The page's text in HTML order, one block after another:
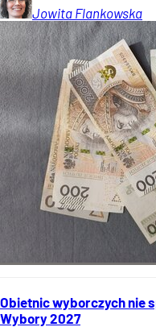
Jowita Flankowska
Obietnic wyborczych nie
Wybory 2027